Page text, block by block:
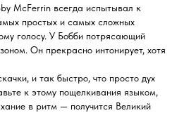
McFerrin всегда испытывал к
простых и самых сложных
голосу. У Бобби потрясающий
Он прекрасно интонирует, хотя
и так быстро, что просто дух
к этому пощелкивания языком,
в ритм — получится Великий